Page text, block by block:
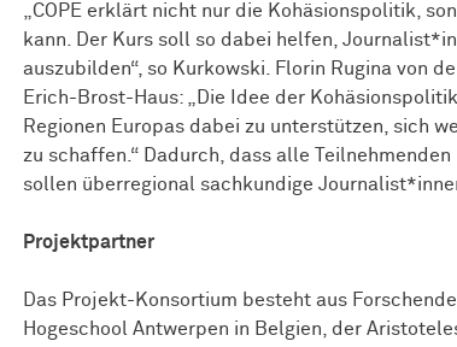
„COPE erklärt nicht nur die Kohäsionspolitik,
kann. Der Kurs soll so dabei helfen,
auszubilden“, so Kurkowski. Florin Rugina von
Erich-Brost-Haus: „Die Idee der
Regionen Europas dabei zu unterstützen, sich
zu schaffen.“ Dadurch, dass alle
sollen überregional sachkundige
Projektpartner
Das Projekt-Konsortium besteht aus
Hogeschool Antwerpen in Belgien, der